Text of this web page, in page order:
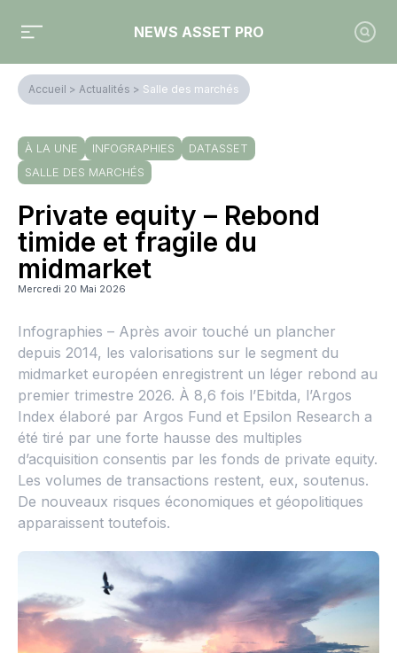
NEWS ASSET PRO
Accueil > Actualités > Salle des marchés
À LA UNE INFOGRAPHIES
DATASSET
SALLE DES MARCHÉS
Private equity – Rebond
timide et fragile du
midmarket
Mercredi 20 Mai 2026
Infographies – Après avoir touché un plancher
depuis 2014, les valorisations sur le segment du
midmarket européen enregistrent un léger rebond au
premier trimestre 2026. À 8,6 fois l’Ebitda, l’Argos
Index élaboré par Argos Fund et Epsilon Research a
été tiré par une forte hausse des multiples
d’acquisition consentis par les fonds de private equity.
Les volumes de transactions restent, eux, soutenus.
De nouveaux risques économiques et géopolitiques
apparaissent toutefois.